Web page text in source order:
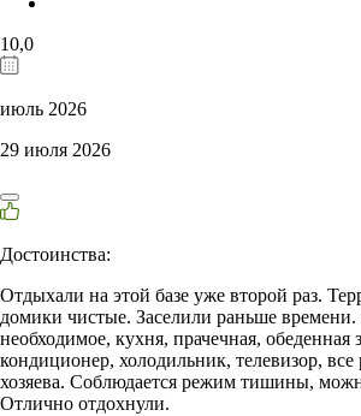
10,0
июль 2026
29 июля 2026
Достоинства:
Отдыхали на этой базе уже второй раз.
домики чистые. Заселили раньше времени.
необходимое, кухня, прачечная, обеденная
кондиционер, холодильник, телевизор,
хозяева. Соблюдается режим тишины,
Отлично отдохнули.